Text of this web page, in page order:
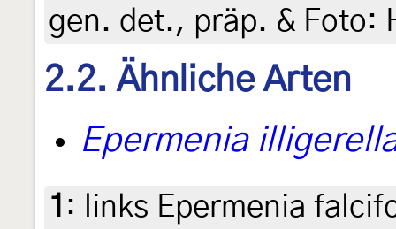
gen. det., präp. & Foto:
2.2. Ähnliche Arten
Epermenia
1 :
links Epermenia